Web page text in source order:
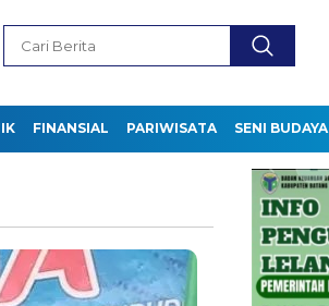
FINANSIAL PARIWISATA SENI BUDAYA